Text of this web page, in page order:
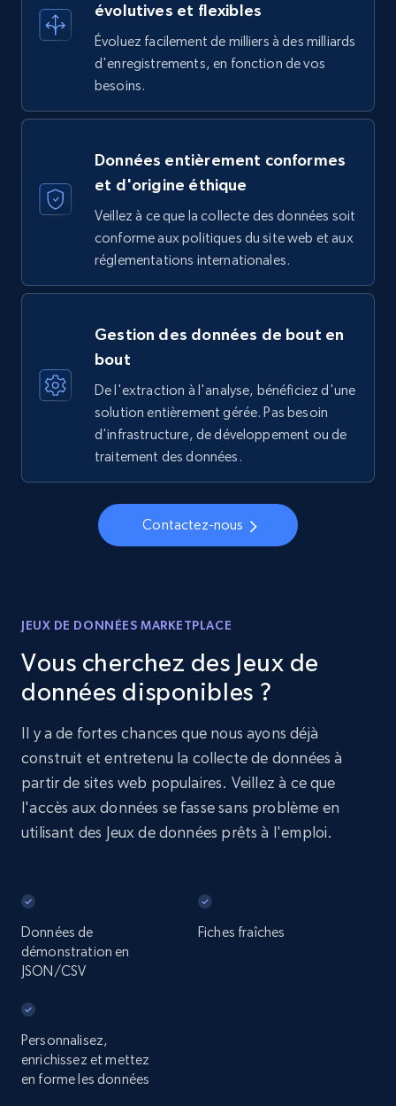
évolutives et flexibles
Évoluez facilement de milliers à des milliards
d'enregistrements, en fonction de vos
besoins.
Données entièrement conformes
et d'origine éthique
Veillez à ce que la collecte des données soit
conforme aux politiques du site web et aux
réglementations internationales.
Gestion des données de bout en
bout
De l'extraction à l'analyse, bénéficiez d'une
solution entièrement gérée. Pas besoin
d'infrastructure, de développement ou de
traitement des données.
Contactez-nous
JEUX DE DONNÉES MARKETPLACE
Vous cherchez des Jeux de
données disponibles ?
Il y a de fortes chances que nous ayons déjà
construit et entretenu la collecte de données à
partir de sites web populaires. Veillez à ce que
l'accès aux données se fasse sans problème en
utilisant des Jeux de données prêts à l'emploi.
Données de
démonstration en
JSON/CSV
Fiches fraîches
Personnalisez,
enrichissez et mettez
en forme les données